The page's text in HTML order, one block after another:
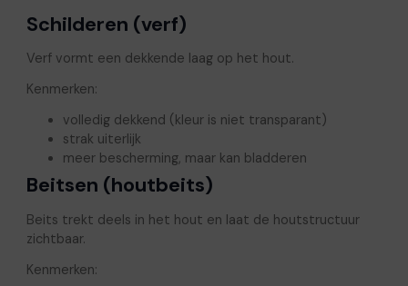
Schilderen (verf)
Verf vormt een dekkende laag op het hout.
Kenmerken:
volledig dekkend (kleur is niet transparant)
strak uiterlijk
meer bescherming, maar kan bladderen
Beitsen (houtbeits)
Beits trekt deels in het hout en laat de houtstructuur
zichtbaar.
Kenmerken: